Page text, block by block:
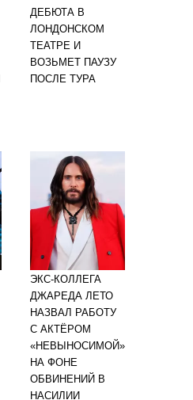
ДЕБЮТА В
ЛОНДОНСКОМ
ТЕАТРЕ И
ВОЗЬМЕТ ПАУЗУ
ПОСЛЕ ТУРА
ЭКС-КОЛЛЕГА
ДЖАРЕДА ЛЕТО
НАЗВАЛ РАБОТУ
С АКТЁРОМ
«НЕВЫНОСИМОЙ»
НА ФОНЕ
ОБВИНЕНИЙ В
НАСИЛИИ